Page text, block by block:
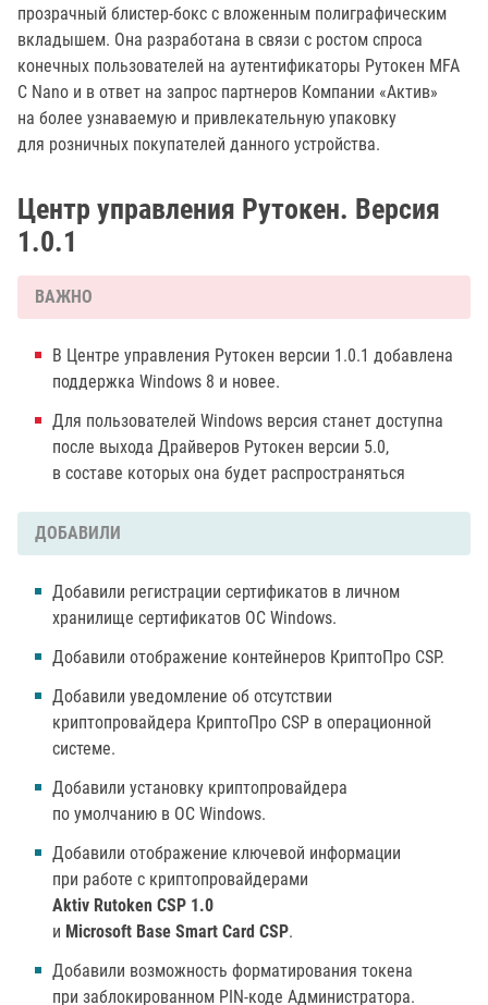
прозрачный блистер-бокс с вложенным полиграфическим
вкладышем. Она разработана в связи с ростом спроса
конечных пользователей на аутентификаторы Рутокен MFA
С Nano и в ответ на запрос партнеров Компании «Актив»
на более узнаваемую и привлекательную упаковку
для розничных покупателей данного устройства.
Центр управления Рутокен. Версия
1.0.1
ВАЖНО
В Центре управления Рутокен версии 1.0.1 добавлена
поддержка Windows 8 и новее.
Для пользователей Windows версия станет доступна
после выхода Драйверов Рутокен версии 5.0,
в составе которых она будет распространяться
ДОБАВИЛИ
Добавили регистрации сертификатов в личном
хранилище сертификатов ОС Windows.
Добавили отображение контейнеров КриптоПро CSP.
Добавили уведомление об отсутствии
криптопровайдера КриптоПро CSP в операционной
системе.
Добавили установку криптопровайдера
по умолчанию в ОС Windows.
Добавили отображение ключевой информации
при работе с криптопровайдерами
Aktiv Rutoken CSP 1.0
и Microsoft Base Smart Card CSP.
Добавили возможность форматирования токена
при заблокированном PIN-коде Администратора.